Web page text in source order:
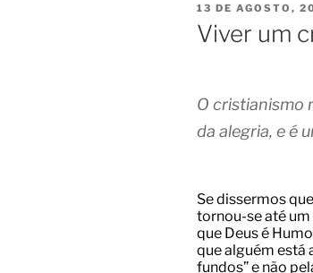
PUBLICADO
EM
13 DE AGOSTO,
Viver um
O cristianismo
da alegria, e é
Se dissermos
tornou-se até
que Deus é
que alguém está
fundos” e não